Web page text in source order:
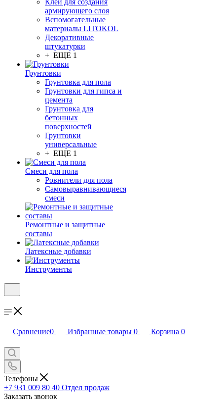
Клей для создания
армирующего слоя
Вспомогательные
материалы LITOKOL
Декоративные
штукатурки
+ ЕЩЕ 1
Грунтовки
Грунтовка для пола
Грунтовки для гипса и
цемента
Грунтовка для
бетонных
поверхностей
Грунтовки
универсальные
+ ЕЩЕ 1
Смеси для пола
Ровнители для пола
Самовыравнивающиеся
смеси
Ремонтные и защитные
составы
Латексные добавки
Инструменты
Сравнение0 Избранные товары 0 Корзина 0
Телефоны
+7 931 009 80 40 Отдел продаж
Заказать звонок